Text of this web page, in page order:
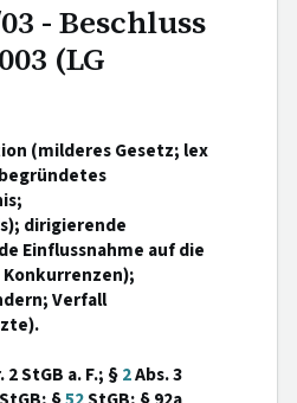
- Beschluss
(LG
(milderes Gesetz; lex
dirigierende
Einflussnahme auf die
Verfall
2 StGB a. F.; §2Abs. 3